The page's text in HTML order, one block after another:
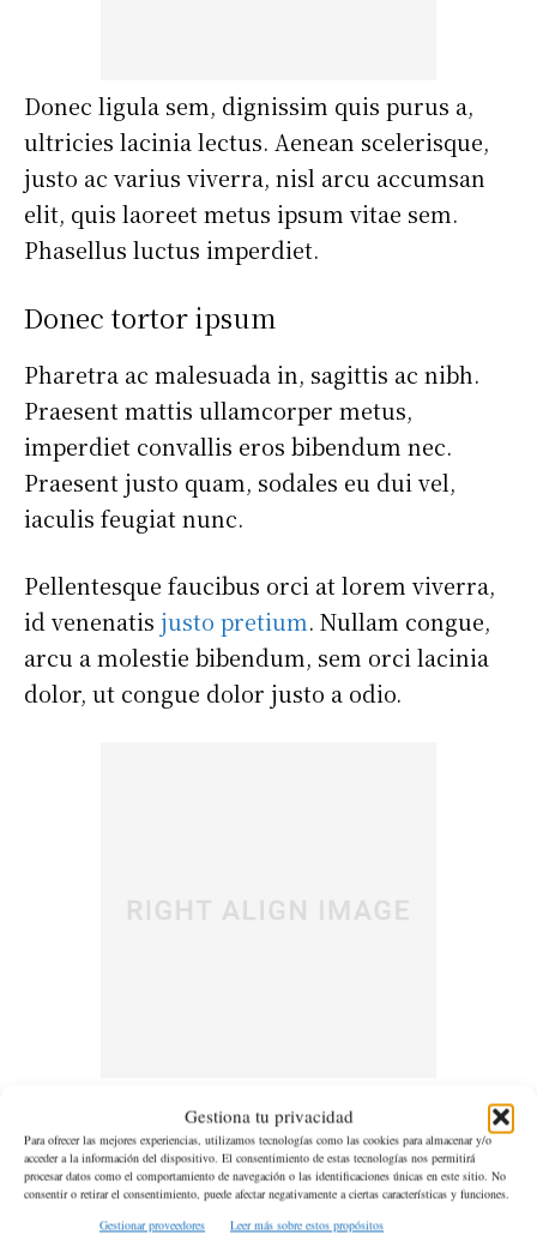
Gestiona tu privacidad
Para ofrecer las mejores experiencias, utilizamos tecnologías como las cookies para almacenar y/o
acceder a la información del dispositivo. El consentimiento de estas tecnologías nos permitirá
procesar datos como el comportamiento de navegación o las identificaciones únicas en este sitio. No
consentir o retirar el consentimiento, puede afectar negativamente a ciertas características y funciones.
Gestionar proveedores
Leer más sobre estos propósitos
Donec ligula sem, dignissim quis purus a,
ultricies lacinia lectus. Aenean scelerisque,
justo ac varius viverra, nisl arcu accumsan
elit, quis laoreet metus ipsum vitae sem.
Phasellus luctus imperdiet.
Donec tortor ipsum
Pharetra ac malesuada in, sagittis ac nibh.
Praesent mattis ullamcorper metus,
imperdiet convallis eros bibendum nec.
Praesent justo quam, sodales eu dui vel,
iaculis feugiat nunc.
Pellentesque faucibus orci at lorem viverra,
id venenatis justo pretium. Nullam congue,
arcu a molestie bibendum, sem orci lacinia
dolor, ut congue dolor justo a odio.
Duis odio neque, congue ut iaculis nec,
pretium vitae libero. Cras eros ipsum,
eleifend rhoncus quam at, euismod
sollicitudin erat.